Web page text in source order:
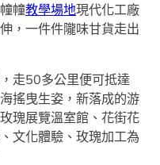
幢教學場地現代化工廠
，一件件隴味甘貨走出
走50多公里便可抵達
搖曳生姿，新落成的游
瑰展覽溫室館、花街花
文化體驗、玫瑰加工為